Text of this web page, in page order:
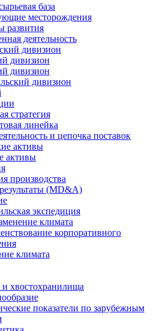
база
месторождения
развития
деятельность
дивизион
дивизион
дивизион
дивизион
стратегия
линейка
и цепочка поставок
активы
активы
производства
(MD&A)
экспедиция
климата
корпоративного
климата
хвостохранилища
показатели по зарубежным